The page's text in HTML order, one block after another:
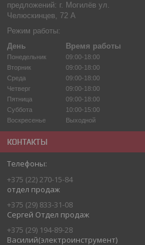
предложений: г. Могилёв ул.
Челюскинцев, 72 А
Режим работы:
День
Время работы
Понедельник
09:00-18:00
Вторник
09:00-18:00
Среда
09:00-18:00
Четверг
09:00-18:00
Пятница
09:00-18:00
Суббота
10:00-15:00
Воскресенье
Выходной
КОНТАКТЫ
+375 (22) 270-15-84
отдел продаж
+375 (29) 833-31-08
Сергей Отдел продаж
+375 (29) 194-89-28
Василий(электроинструмент)